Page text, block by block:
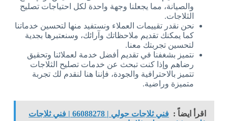
والصيانة، مما يجعلنا وجهة واحدة لكل احتياجات تصليح
الثلاجات.
نحن نقدر تقييمات العملاء ونستفيد منها لتحسين خدماتنا
كما يمكنك تقديم ملاحظاتك وآرائك، وسنعتبرها بجدية
لتحسين تجربتك معنا.
نتميز بشغفنا في تقديم أفضل خدمة لعملائنا وتحقيق
رضاهم وإذا كنت تبحث عن خدمات تصليح الثلاجات
تتميز بالاحترافية والجودة، فإننا هنا لنقدم لك تجربة
متميزة وراضية.
اقرأ ايضاً :
فني ثلاجات حولي | 66088278 | فني ثلاجات